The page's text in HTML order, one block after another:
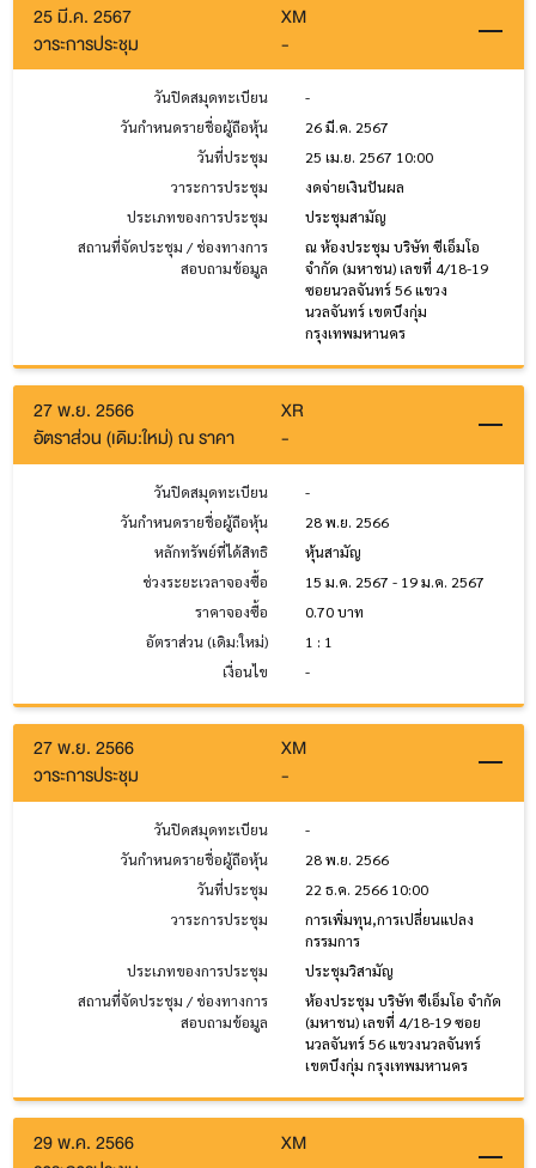
25 มี.ค. 2567
XM
วาระการประชุม
-
วันปิดสมุดทะเบียน
-
วันกำหนดรายชื่อผู้ถือหุ้น
26 มี.ค. 2567
วันที่ประชุม
25 เม.ย. 2567 10:00
วาระการประชุม
งดจ่ายเงินปันผล
ประเภทของการประชุม
ประชุมสามัญ
สถานที่จัดประชุม / ช่องทางการ
สอบถามข้อมูล
ณ ห้องประชุม บริษัท ซีเอ็มโอ
จำกัด (มหาชน) เลขที่ 4/18-19
ซอยนวลจันทร์ 56 แขวง
นวลจันทร์ เขตบึงกุ่ม
กรุงเทพมหานคร
27 พ.ย. 2566
XR
อัตราส่วน (เดิม:ใหม่) ณ ราคา
-
วันปิดสมุดทะเบียน
-
วันกำหนดรายชื่อผู้ถือหุ้น
28 พ.ย. 2566
หลักทรัพย์ที่ได้สิทธิ
หุ้นสามัญ
ช่วงระยะเวลาจองซื้อ
15 ม.ค. 2567 - 19 ม.ค. 2567
ราคาจองซื้อ
0.70 บาท
อัตราส่วน (เดิม:ใหม่)
1 : 1
เงื่อนไข
-
27 พ.ย. 2566
XM
วาระการประชุม
-
วันปิดสมุดทะเบียน
-
วันกำหนดรายชื่อผู้ถือหุ้น
28 พ.ย. 2566
วันที่ประชุม
22 ธ.ค. 2566 10:00
วาระการประชุม
การเพิ่มทุน,การเปลี่ยนแปลง
กรรมการ
ประเภทของการประชุม
ประชุมวิสามัญ
สถานที่จัดประชุม / ช่องทางการ
สอบถามข้อมูล
ห้องประชุม บริษัท ซีเอ็มโอ จำกัด
(มหาชน) เลขที่ 4/18-19 ซอย
นวลจันทร์ 56 แขวงนวลจันทร์
เขตบึงกุ่ม กรุงเทพมหานคร
29 พ.ค. 2566
XM